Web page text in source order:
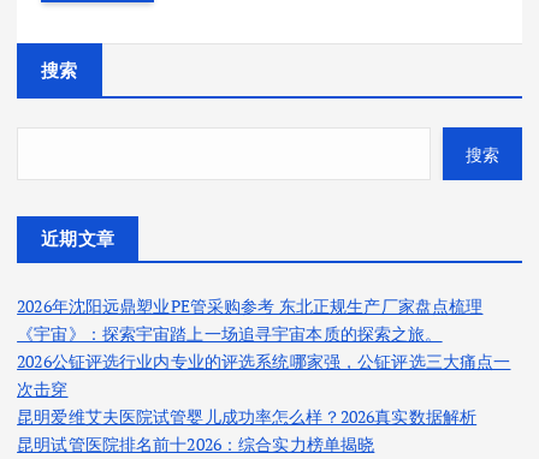
搜索
搜索
近期文章
2026年沈阳远鼎塑业PE管采购参考 东北正规生产厂家盘点梳理
《宇宙》：探索宇宙踏上一场追寻宇宙本质的探索之旅。
2026公钲评选行业内专业的评选系统哪家强，公钲评选三大痛点一
次击穿
昆明爱维艾夫医院试管婴儿成功率怎么样？2026真实数据解析
昆明试管医院排名前十2026：综合实力榜单揭晓